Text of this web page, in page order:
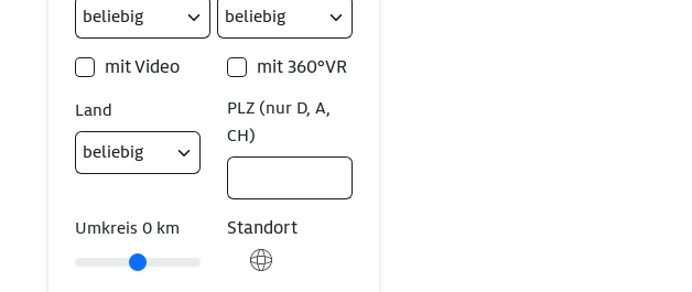
mit Video mit 360°VR
Land
PLZ (nur D, A,
CH)
Umkreis 0 km Standort